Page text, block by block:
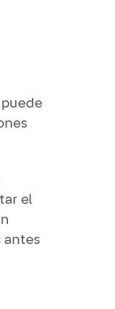
el
antes